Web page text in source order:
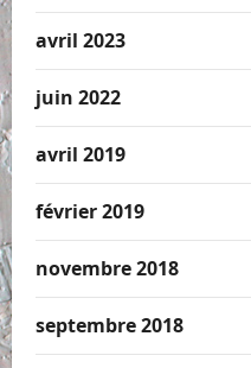
avril 2023
juin 2022
avril 2019
février 2019
novembre 2018
septembre 2018